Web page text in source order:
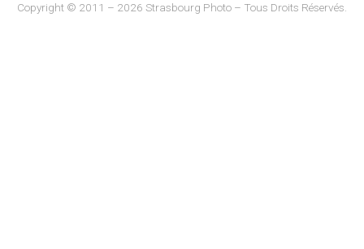
Copyright © 2011 – 2026 Strasbourg Photo – Tous Droits Réservés.